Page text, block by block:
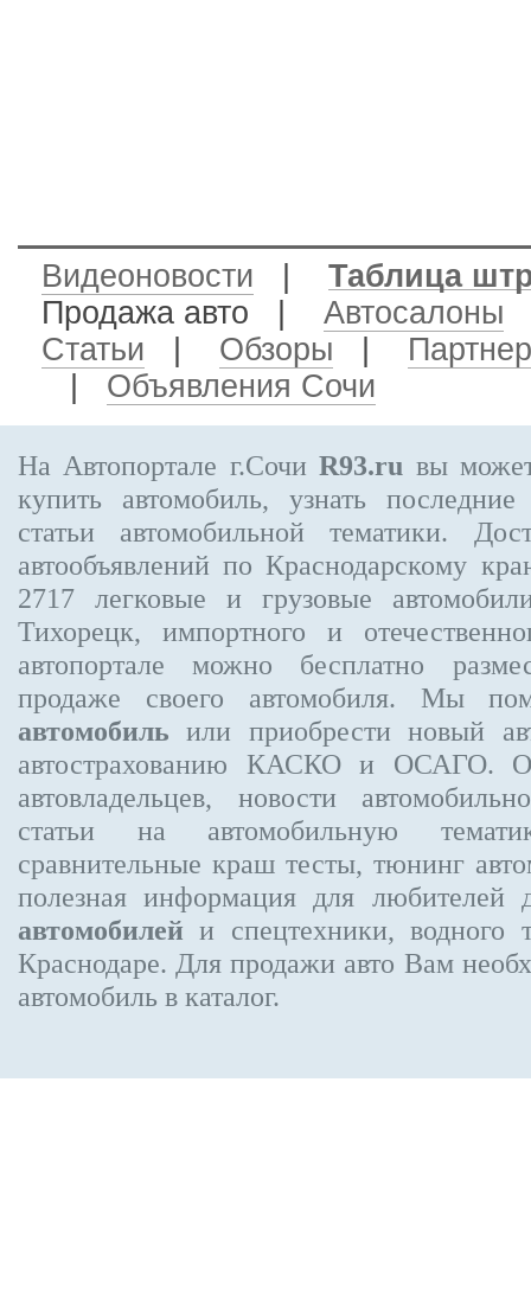
Видеоновости
Таблица
Продажа авто
Автосалоны
Статьи
Обзоры
Объявления Сочи
На Автопортале г.СочиR93.ru вы
купить автомобиль, узнать
статьи автомобильной тематики.
автообъявлений по Краснодарскому
2717 легковые и грузовые
Тихорецк, импортного и
автопортале можно бесплатно
продаже своего автомобиля. Мы
автомобиль или приобрести новый
автострахованию КАСКО и ОСАГО.
автовладельцев, новости
статьи на автомобильную
сравнительные краш тесты, тюнинг
полезная информация для любителей
автомобилей и спецтехники, водного
Краснодаре. Для продажи авто Вам
автомобиль в каталог.